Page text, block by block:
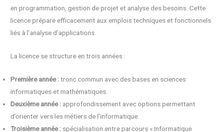
en programmation, gestion de projet et analyse des besoins. Cette
licence prépare efficacement aux emplois techniques et fonctionnels
liés à l’analyse d’applications.
La licence se structure en trois années :
Première année :tronc commun avec des bases en sciences
informatiques et mathématiques.
Deuxième année : approfondissement avec options permettant
d’orienter vers les métiers de l’informatique.
Troisième année : spécialisation entre parcours « Informatique